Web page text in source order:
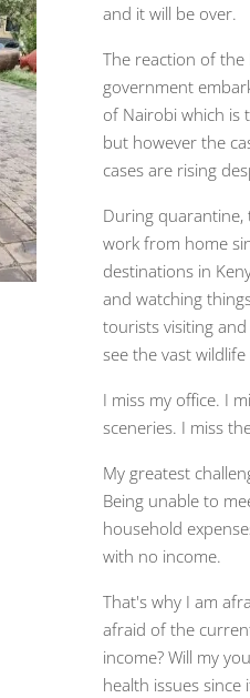
and it will be over.
The reaction of
government
of Nairobi which is
but however the
cases are rising
During
work from home
destinations in
and watching
tourists visiting
see the vast
I miss my office. I
sceneries. I miss
My greatest
Being unable to
household
with no income.
That's why I am
afraid of the
income? Will my
health issues